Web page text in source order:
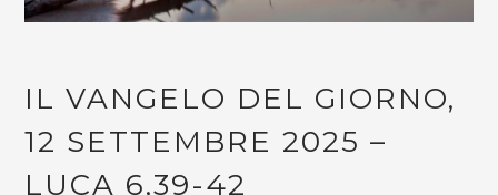
IL VANGELO DEL GIORNO,
12 SETTEMBRE 2025 –
LUCA 6,39-42